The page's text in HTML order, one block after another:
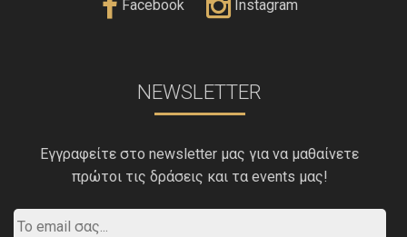
Facebook Instagram
NEWSLETTER
Εγγραφείτε στο newsletter μας για να μαθαίνετε
πρώτοι τις δράσεις και τα events μας!